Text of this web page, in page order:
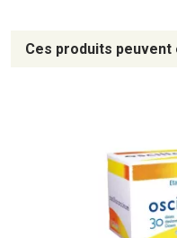
Ces produits